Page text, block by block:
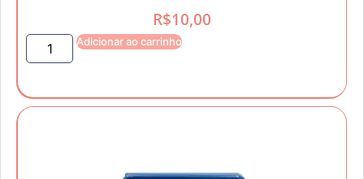
R$10,00
Adicionar ao carrinho